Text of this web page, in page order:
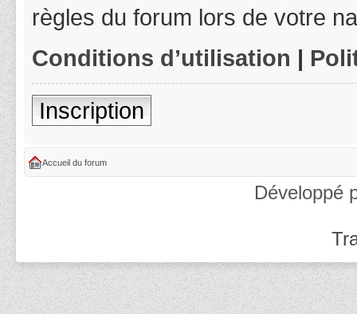
règles du forum lors de votre
Conditions d’utilisation |
Inscription
Accueil du forum
Développé